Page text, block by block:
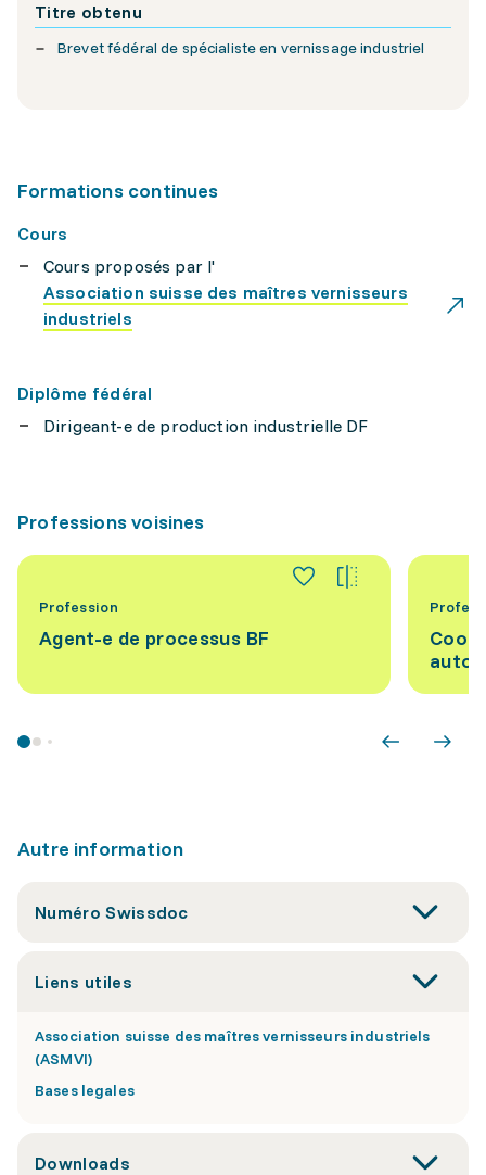
Titre obtenu
Brevet fédéral de spécialiste en vernissage industriel
Formations continues
Cours
Cours proposés par l'
Association suisse des maîtres vernisseurs
industriels
Diplôme fédéral
Dirigeant-e de production industrielle DF
Professions voisines
Profession
Agent-e de processus BF
Autre information
Numéro Swissdoc
Liens utiles
Association suisse des maîtres vernisseurs industriels
(ASMVI)
Bases legales
Downloads